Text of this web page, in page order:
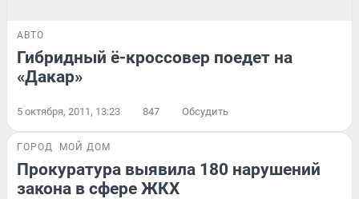
АВТО
Гибридный ё-кроссовер поедет на
«Дакар»
5 октября, 2011, 13:23 847 Обсудить
ГОРОД МОЙ ДОМ
Прокуратура выявила 180 нарушений
закона в сфере ЖКХ